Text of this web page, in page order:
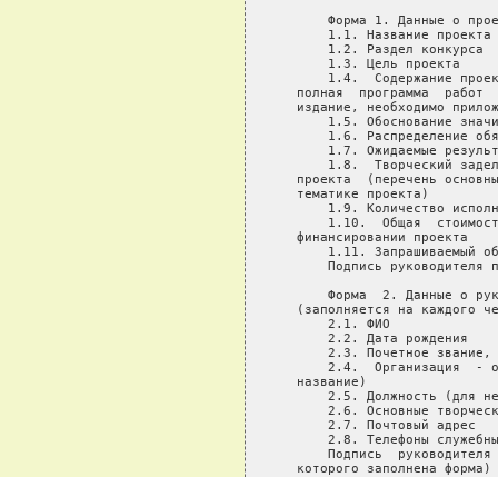
Форма 1. Данные о
1.1. Название
       1.2. Раздел конкурса
       1.3. Цель проекта
1.4.  Содержание
полная  программа  работ
издание, необходимо
1.5. Обоснование
1.6. Распределение
1.7. Ожидаемые
1.8.  Творческий
проекта  (перечень
   тематике проекта)
1.9. Количество
1.10.  Общая
   финансировании проекта
1.11. Запрашиваемый
Подпись руководителя
Форма  2. Данные о
(заполняется на каждого
       2.1. ФИО
       2.2. Дата рождения
2.3. Почетное
2.4.  Организация  -
   название)
2.5. Должность (для
2.6. Основные
       2.7. Почтовый адрес
2.8. Телефоны
Подпись
   которого заполнена форма)